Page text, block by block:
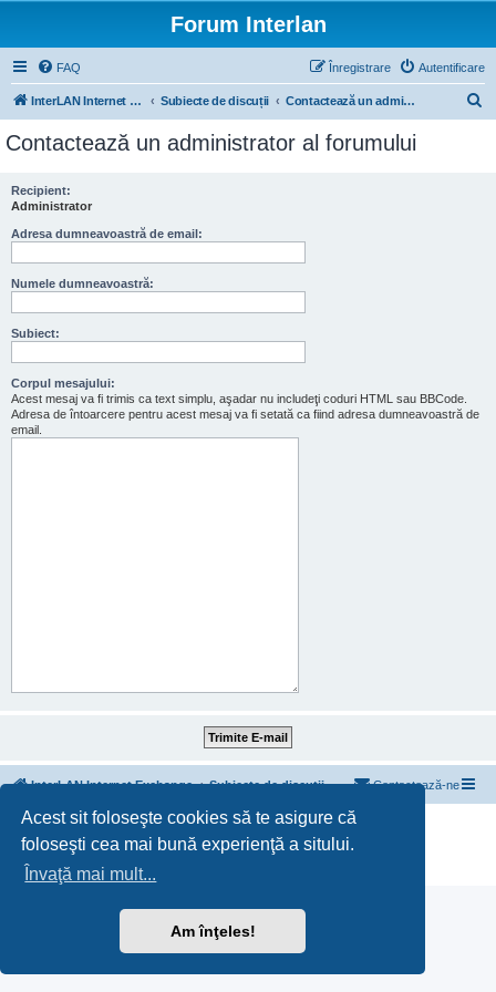
Acest sit foloseşte cookies să te asigure că
foloseşti cea mai bună experienţă a sitului.
Învaţă mai mult...
Am înţeles!
Forum Interlan
FAQ Autentificare
Înregistrare
InterLAN Internet Exchange Subiecte de discuții Contactează un administrator al forumului
Contactează un administrator al forumului
Recipient:
Administrator
Adresa dumneavoastră de email:
Numele dumneavoastră:
Subiect:
Corpul mesajului:
Acest mesaj va fi trimis ca text simplu, aşadar nu includeţi coduri HTML sau BBCode.
Adresa de întoarcere pentru acest mesaj va fi setată ca fiind adresa dumneavoastră de
email.
InterLAN Internet Exchange Subiecte de discuții Contactează-ne
Furnizat dephpBB® Forum Software © phpBB Limited
Translation/Traducere:MX-Publisher CMS